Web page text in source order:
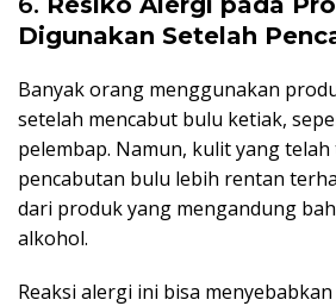
Digunakan Setelah
Banyak orang menggunakan
setelah mencabut bulu ketiak,
pelembap. Namun, kulit yang
pencabutan bulu lebih rentan
dari produk yang mengandung
alkohol.
Reaksi alergi ini bisa